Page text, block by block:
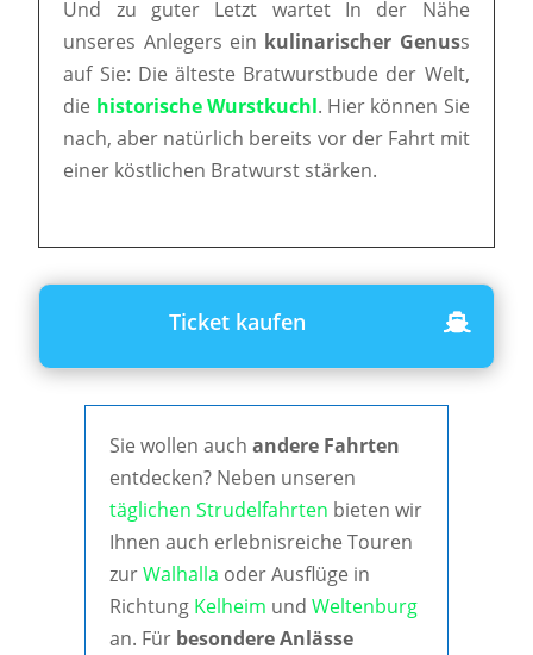
Und zu guter Letzt wartet In der Nähe
unseres Anlegers ein kulinarischer Genuss
auf Sie: Die älteste Bratwurstbude der Welt,
die historische Wurstkuchl. Hier können Sie
nach, aber natürlich bereits vor der Fahrt mit
einer köstlichen Bratwurst stärken.
Ticket kaufen
Sie wollen auch andere Fahrten
entdecken? Neben unseren
täglichen Strudelfahrten bieten wir
Ihnen auch erlebnisreiche Touren
zurWalhalla oder Ausflüge in
Richtung Kelheim und Weltenburg
an. Für besondere Anlässe